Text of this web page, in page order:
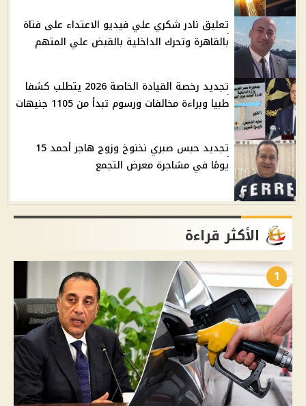
تعليق نادر شكري علي فيديو الاعتداء على فتاة
بالقاهرة وتحرك الداخلية بالقبض علي المتهم
تجديد رخصة القيادة الخاصة 2026 يتطلب كشفا
طبيا وبراءة مخالفات ورسوم تبدأ من 1105 جنيهات
تجديد حبس صبري نخنوخ وزوج هاجر أحمد 15
يومًا في مشاجرة معرض التجمع
الأكثر قراءة
1